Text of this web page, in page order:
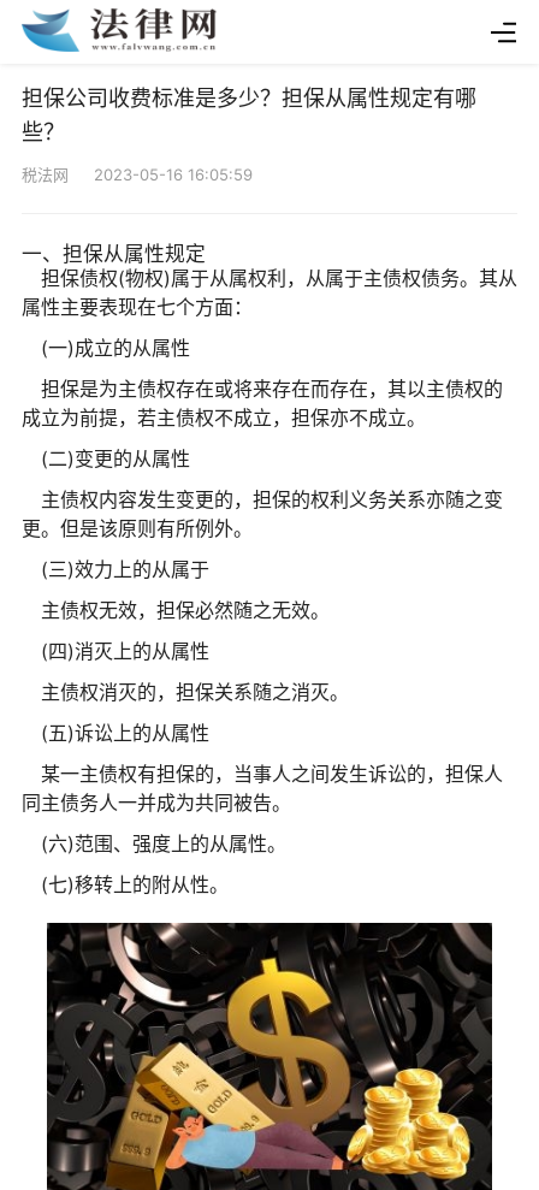
担保公司收费标准是多少？担保从属性规定有哪
些？
税法网 2023-05-16 16:05:59
一、担保从属性规定
担保债权(物权)属于从属权利，从属于主债权债务。其从
属性主要表现在七个方面：
(一)成立的从属性
担保是为主债权存在或将来存在而存在，其以主债权的
成立为前提，若主债权不成立，担保亦不成立。
(二)变更的从属性
主债权内容发生变更的，担保的权利义务关系亦随之变
更。但是该原则有所例外。
(三)效力上的从属于
主债权无效，担保必然随之无效。
(四)消灭上的从属性
主债权消灭的，担保关系随之消灭。
(五)诉讼上的从属性
某一主债权有担保的，当事人之间发生诉讼的，担保人
同主债务人一并成为共同被告。
(六)范围、强度上的从属性。
(七)移转上的附从性。